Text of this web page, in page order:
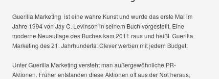
Guerilla Marketing ist eine wahre Kunst und wurde das erste Mal im
Jahre 1994 von Jay C. Levinson in seinem Buch vorgestellt. Eine
moderne Neuauflage des Buches kam 2011 raus und heißt Guerilla
Marketing des 21. Jahrhunderts: Clever werben mit jedem Budget.
Unter Guerilla Marketing versteht man außergewöhnliche PR-
Aktionen. Früher entstanden diese Aktionen oft aus der Not heraus,